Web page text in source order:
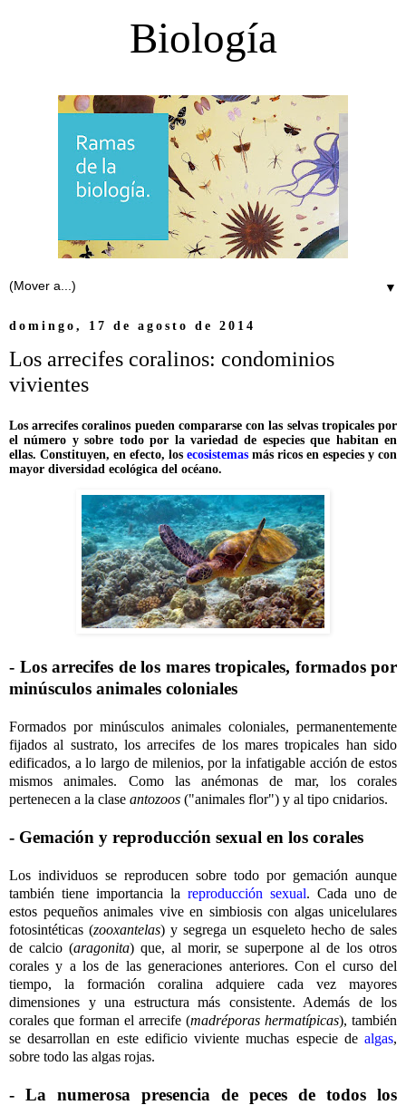
Biología
▼
domingo, 17 de agosto de 2014
Los arrecifes coralinos: condominios
vivientes
Los arrecifes coralinos pueden compararse con las selvas tropicales por
el número y sobre todo por la variedad de especies que habitan en
ellas. Constituyen, en efecto, los ecosistemas más ricos en especies y con
mayor diversidad ecológica del océano.
- Los arrecifes de los mares tropicales, formados por
minúsculos animales coloniales
Formados por minúsculos animales coloniales, permanentemente
fijados al sustrato, los arrecifes de los mares tropicales han sido
edificados, a lo largo de milenios, por la infatigable acción de estos
mismos animales. Como las anémonas de mar, los corales
pertenecen a la clase antozoos ("animales flor") y al tipo cnidarios.
- Gemación y reproducción sexual en los corales
Los individuos se reproducen sobre todo por gemación aunque
también tiene importancia la reproducción sexual. Cada uno de
estos pequeños animales vive en simbiosis con algas unicelulares
fotosintéticas (zooxantelas) y segrega un esqueleto hecho de sales
de calcio (aragonita) que, al morir, se superpone al de los otros
corales y a los de las generaciones anteriores. Con el curso del
tiempo, la formación coralina adquiere cada vez mayores
dimensiones y una estructura más consistente. Además de los
corales que forman el arrecife (madréporas hermatípicas), también
se desarrollan en este edificio viviente muchas especie de algas,
sobre todo las algas rojas.
- La numerosa presencia de peces de todos los